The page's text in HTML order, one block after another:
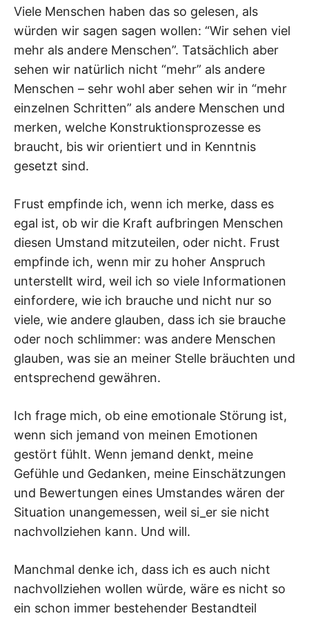
Viele Menschen haben das so gelesen, als
würden wir sagen sagen wollen: “Wir sehen viel
mehr als andere Menschen”. Tatsächlich aber
sehen wir natürlich nicht “mehr” als andere
Menschen – sehr wohl aber sehen wir in “mehr
einzelnen Schritten” als andere Menschen und
merken, welche Konstruktionsprozesse es
braucht, bis wir orientiert und in Kenntnis
gesetzt sind.
Frust empfinde ich, wenn ich merke, dass es
egal ist, ob wir die Kraft aufbringen Menschen
diesen Umstand mitzuteilen, oder nicht. Frust
empfinde ich, wenn mir zu hoher Anspruch
unterstellt wird, weil ich so viele Informationen
einfordere, wie ich brauche und nicht nur so
viele, wie andere glauben, dass ich sie brauche
oder noch schlimmer: was andere Menschen
glauben, was sie an meiner Stelle bräuchten und
entsprechend gewähren.
Ich frage mich, ob eine emotionale Störung ist,
wenn sich jemand von meinen Emotionen
gestört fühlt. Wenn jemand denkt, meine
Gefühle und Gedanken, meine Einschätzungen
und Bewertungen eines Umstandes wären der
Situation unangemessen, weil si_er sie nicht
nachvollziehen kann. Und will.
Manchmal denke ich, dass ich es auch nicht
nachvollziehen wollen würde, wäre es nicht so
ein schon immer bestehender Bestandteil